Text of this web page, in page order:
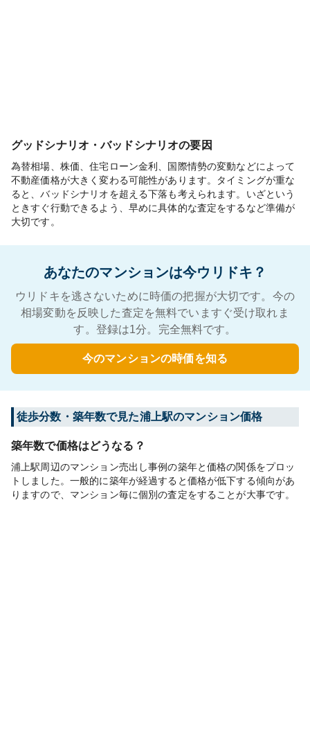
グッドシナリオ・バッドシナリオの要因
為替相場、株価、住宅ローン金利、国際情勢の変動などによって
不動産価格が大きく変わる可能性があります。タイミングが重な
ると、バッドシナリオを超える下落も考えられます。いざという
ときすぐ行動できるよう、早めに具体的な査定をするなど準備が
大切です。
あなたのマンションは今ウリドキ？
ウリドキを逃さないために時価の把握が大切です。今の
相場変動を反映した査定を無料でいますぐ受け取れま
す。登録は1分。完全無料です。
今のマンションの時価を知る
徒歩分数・築年数で見た浦上駅のマンション価格
築年数で価格はどうなる？
浦上駅周辺のマンション売出し事例の築年と価格の関係をプロッ
トしました。一般的に築年が経過すると価格が低下する傾向があ
りますので、マンション毎に個別の査定をすることが大事です。